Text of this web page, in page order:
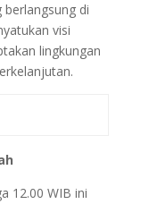
berlangsung di
visi
lingkungan
12.00 WIB ini